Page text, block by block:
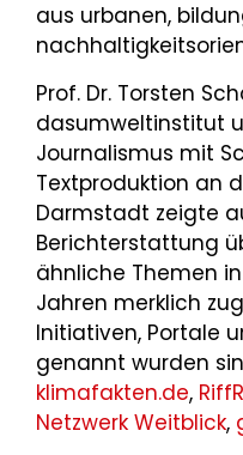
aus urbanen,
Prof. Dr. Torsten
dasumweltinstitut
Journalismus mit
Textproduktion an
Darmstadt zeigte
Berichterstattung
ähnliche Themen
Jahren merklich
Initiativen, Portale
genannt wurden
klimafakten.de,
Netzwerk Weitblick,